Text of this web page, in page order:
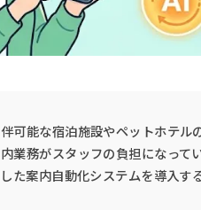
可能な宿泊施設やペットホテル
業務がスタッフの負担になって
た案内自動化システムを導入す